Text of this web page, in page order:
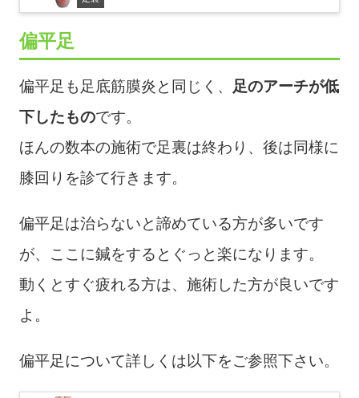
偏平足
偏平足も足底筋膜炎と同じく、
足のアーチが低
下したものです。
ほんの数本の施術で足裏は終わり、後は同様に
膝回りを診て行きます。
偏平足は治らないと諦めている方が多いです
が、ここに鍼をするとぐっと楽になります。
動くとすぐ疲れる方は、施術した方が良いです
よ。
偏平足について詳しくは以下をご参照下さい。